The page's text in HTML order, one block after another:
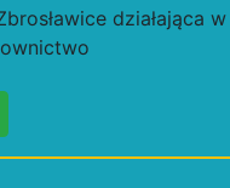
działająca w